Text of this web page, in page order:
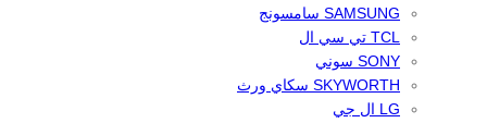
SAMSUNG سامسونج
TCL تي سي ال
SONY سوني
SKYWORTH سكاي ورث
LG ال جي